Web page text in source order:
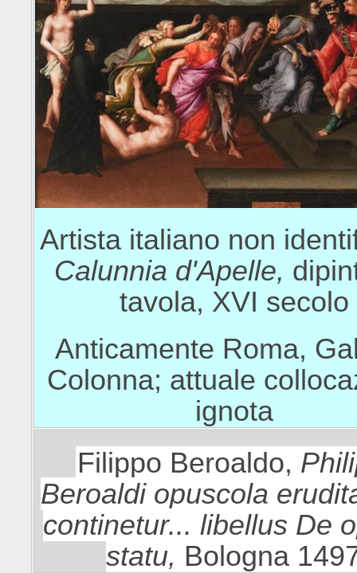
Artista italiano non
Calunnia d'Apelle,
tavola, XVI secolo
Anticamente Roma,
Colonna; attuale
ignota
Filippo Beroaldo,
Beroaldi opuscola
continetur... libellus De
statu, Bologna